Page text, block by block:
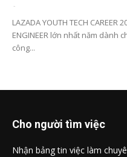
-
LAZADA YOUTH TECH
ENGINEER lớn nhất năm dành
công...
Cho người tìm việc
Nhận bảng tin việc làm